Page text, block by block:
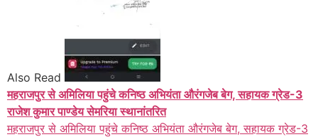
Also Read
महराजपुर से अमिलिया पहुंचे कनिष्ठ अभियंता औरंगजेब बेग, सहायक ग्रेड-3
राजेश कुमार पाण्डेय सेमरिया स्थानांतरित
महराजपुर से अमिलिया पहुंचे कनिष्ठ अभियंता औरंगजेब बेग, सहायक ग्रेड-3